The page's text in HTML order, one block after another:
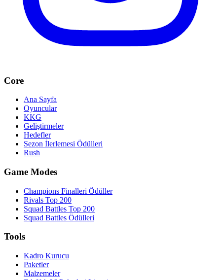
Core
Ana Sayfa
Oyuncular
KKG
Geliştirmeler
Hedefler
Sezon İlerlemesi Ödülleri
Rush
Game Modes
Champions Finalleri Ödüller
Rivals Top 200
Squad Battles Top 200
Squad Battles Ödülleri
Tools
Kadro Kurucu
Paketler
Malzemeler